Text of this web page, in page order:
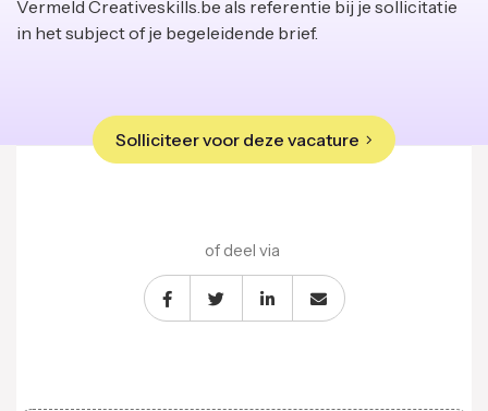
Vermeld Creativeskills.be als referentie bij je sollicitatie
in het subject of je begeleidende brief.
of deel via